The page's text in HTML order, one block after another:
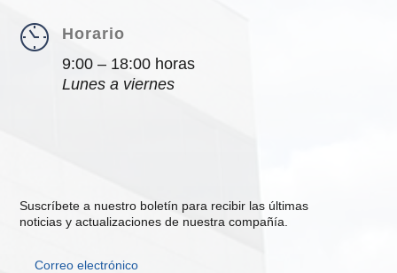
Horario
9:00 – 18:00 horas
Lunes a viernes
Suscríbete a nuestro boletín para recibir las últimas
noticias y actualizaciones de nuestra compañía.